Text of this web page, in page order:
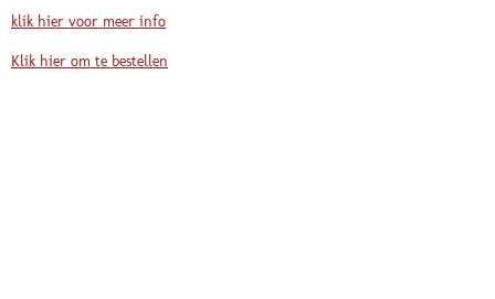
klik hier voor meer info
Klik hier om te bestellen